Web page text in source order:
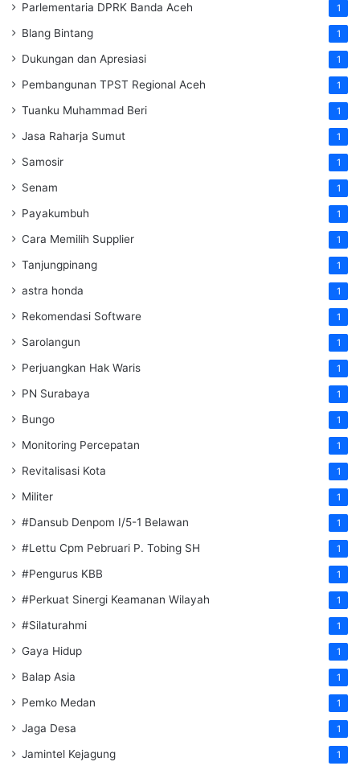
Parlementaria DPRK Banda Aceh 1
Blang Bintang 1
Dukungan dan Apresiasi 1
Pembangunan TPST Regional Aceh 1
Tuanku Muhammad Beri 1
Jasa Raharja Sumut 1
Samosir 1
Senam 1
Payakumbuh 1
Cara Memilih Supplier 1
Tanjungpinang 1
astra honda 1
Rekomendasi Software 1
Sarolangun 1
Perjuangkan Hak Waris 1
PN Surabaya 1
Bungo 1
Monitoring Percepatan 1
Revitalisasi Kota 1
Militer 1
#Dansub Denpom I/5-1 Belawan 1
#Lettu Cpm Pebruari P. Tobing SH 1
#Pengurus KBB 1
#Perkuat Sinergi Keamanan Wilayah 1
#Silaturahmi 1
Gaya Hidup 1
Balap Asia 1
Pemko Medan 1
Jaga Desa 1
Jamintel Kejagung 1